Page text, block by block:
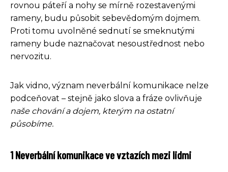
rovnou páteří a nohy se mírně rozestavenými
rameny, budu působit sebevědomým dojmem.
Proti tomu uvolněné sednutí se smeknutými
rameny bude naznačovat nesoustřednost nebo
nervozitu.
Jak vidno, význam neverbální komunikace nelze
podceňovat – stejně jako slova a fráze ovlivňuje
naše chování a dojem, kterým na ostatní
působíme.
1 Neverbální komunikace ve vztazích mezi lidmi